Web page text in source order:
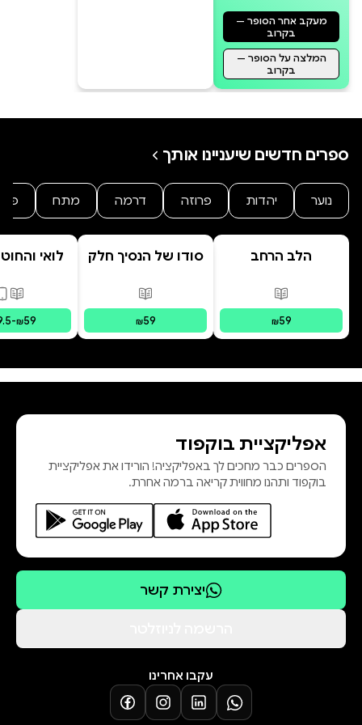
מעקב אחר הסופר —
בקרוב
המלצה על הסופר —
בקרוב
ספרים חדשים שיעניינו אותך
נוער יהדות פרוזה דרמה מתח
הלב הרחב
פורמטים זמינים מודפס
₪59
סודו של הנסיך חלק
הנסתר
פורמטים זמינים
מודפס
₪59
לואי
-₪59
אפליקציית בוקפוד
הספרים כבר מחכים לך באפליקציה! הורידו את אפליקציית
בוקפוד ותהנו מחווית קריאה ברמה אחרת.
יצירת קשר
עקבו אחרינו